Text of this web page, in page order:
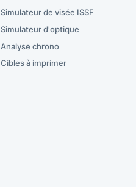
Simulateur de visée ISSF
Simulateur d'optique
Analyse chrono
Cibles à imprimer